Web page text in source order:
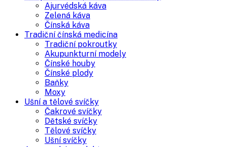
Ajurvédská káva
Zelená káva
Čínská káva
Tradiční čínská medicína
Tradiční pokroutky
Akupunkturní modely
Čínské houby
Čínské plody
Baňky
Moxy
Ušní a tělové svíčky
Čakrové svíčky
Dětské svíčky
Tělové svíčky
Ušní svíčky